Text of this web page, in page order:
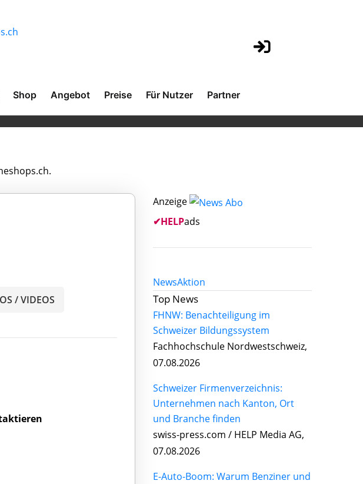
Shop Angebot Preise Für Nutzer Partner
/ VIDEOS
Anzeige
✔HELPads
NewsAktion
Top News
FHNW: Benachteiligung im
Schweizer Bildungssystem
Fachhochschule Nordwestschweiz,
07.08.2026
Schweizer Firmenverzeichnis:
Unternehmen nach Kanton, Ort
und Branche finden
swiss-press.com / HELP Media AG,
07.08.2026
E-Auto-Boom: Warum Benziner und